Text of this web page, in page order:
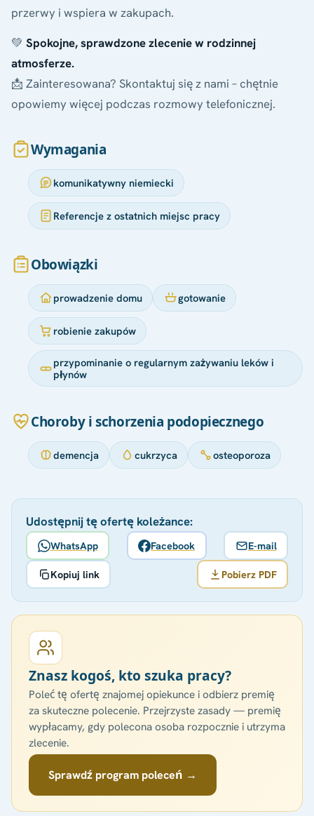
przerwy i wspiera w zakupach.
💚 Spokojne, sprawdzone zlecenie w rodzinnej
atmosferze.
📩 Zainteresowana? Skontaktuj się z nami – chętnie
opowiemy więcej podczas rozmowy telefonicznej.
Wymagania
komunikatywny niemiecki
Referencje z ostatnich miejsc pracy
Obowiązki
prowadzenie domu gotowanie
robienie zakupów
przypominanie o regularnym zażywaniu leków i
płynów
Choroby i schorzenia podopiecznego
demencja cukrzyca osteoporoza
Udostępnij tę ofertę koleżance:
WhatsApp Facebook E-mail
Kopiuj link Pobierz PDF
Znasz kogoś, kto szuka pracy?
Poleć tę ofertę znajomej opiekunce i odbierz premię
za skuteczne polecenie. Przejrzyste zasady — premię
wypłacamy, gdy polecona osoba rozpocznie i utrzyma
zlecenie.
Sprawdź program poleceń →